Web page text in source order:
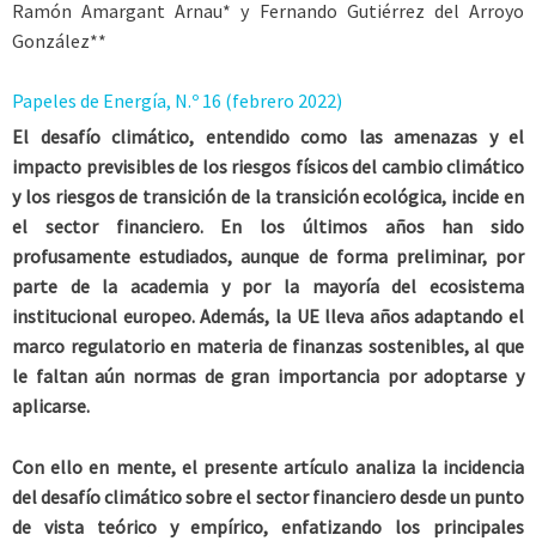
Ramón Amargant Arnau* y Fernando Gutiérrez del Arroyo
González**
Papeles de Energía, N.º 16 (febrero 2022)
El desafío climático, entendido como las amenazas y el
impacto previsibles de los riesgos físicos del cambio climático
y los riesgos de transición de la transición ecológica, incide en
el sector financiero. En los últimos años han sido
profusamente estudiados, aunque de forma preliminar, por
parte de la academia y por la mayoría del ecosistema
institucional europeo. Además, la UE lleva años adaptando el
marco regulatorio en materia de finanzas sostenibles, al que
le faltan aún normas de gran importancia por adoptarse y
aplicarse.
Con ello en mente, el presente artículo analiza la incidencia
del desafío climático sobre el sector financiero desde un punto
de vista teórico y empírico, enfatizando los principales